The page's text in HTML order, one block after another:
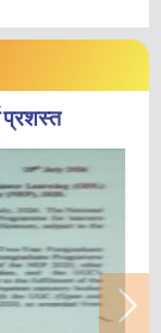
प्रशस्त